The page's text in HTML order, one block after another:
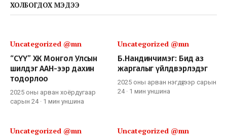
ХОЛБОГДОХ МЭДЭЭ
Uncategorized @mn
“СҮҮ” ХК Монгол Улсын
шилдэг ААН-ээр дахин
тодорлоо
2025 оны арван хоёрдугаар
сарын 24· 1 мин уншина
Uncategorized @mn
Б.Нандинчимэг: Бид аз
жаргалыг үйлдвэрлэдэг
2025 оны арван нэгдүгээр сарын
24· 1 мин уншина
Uncategorized @mn
Uncategorized @mn